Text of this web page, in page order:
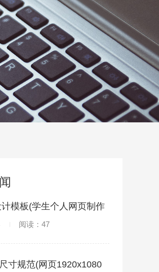
模板(学生个人网页制作
阅读：47
寸规范(网页1920x1080